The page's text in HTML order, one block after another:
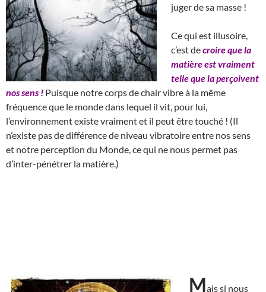
juger de sa masse !
Ce qui est illusoire,
c’est decroire que la
matière est vraiment
telle que la perçoivent
nos sens ! Puisque notre corps de chair vibre à la même
fréquence que le monde dans lequel il vit, pour lui,
l’environnement existe vraiment et il peut être touché ! (Il
n’existe pas de différence de niveau vibratoire entre nos sens
et notre perception du Monde, ce qui ne nous permet pas
d’inter-pénétrer la matière.)
Mais si nous